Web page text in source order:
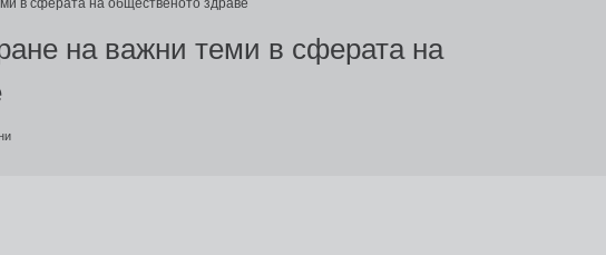
в сферата на общественото здраве
на важни теми в сферата на